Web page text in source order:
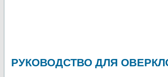
РУКОВОДСТВО ДЛЯ